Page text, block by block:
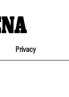
Privacy